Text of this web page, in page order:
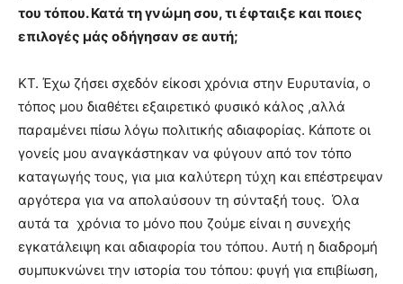
του τόπου. Κατά τη γνώμη σου, τι έφταιξε και ποιες
επιλογές μάς οδήγησαν σε αυτή;
ΚΤ. Έχω ζήσει σχεδόν είκοσι χρόνια στην Ευρυτανία, ο
τόπος μου διαθέτει εξαιρετικό φυσικό κάλος ,αλλά
παραμένει πίσω λόγω πολιτικής αδιαφορίας. Κάποτε οι
γονείς μου αναγκάστηκαν να φύγουν από τον τόπο
καταγωγής τους, για μια καλύτερη τύχη και επέστρεψαν
αργότερα για να απολαύσουν τη σύνταξή τους. Όλα
αυτά τα χρόνια το μόνο που ζούμε είναι η συνεχής
εγκατάλειψη και αδιαφορία του τόπου. Αυτή η διαδρομή
συμπυκνώνει την ιστορία του τόπου: φυγή για επιβίωση,